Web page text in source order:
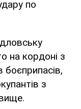
по
на кордоні з
боєприпасів,
з